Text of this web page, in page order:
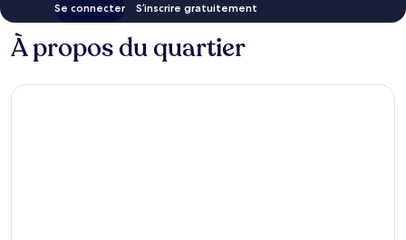
Se connecter S’inscrire gratuitement
À propos du quartier